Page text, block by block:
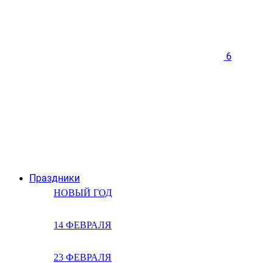
Праздники
НОВЫЙ ГОД
14 ФЕВРАЛЯ
23 ФЕВРАЛЯ
6